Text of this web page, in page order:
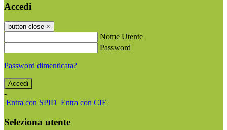
Accedi
button close ×
Nome Utente
Password
Password dimenticata?
-
Entra con SPID Entra con CIE
Seleziona utente